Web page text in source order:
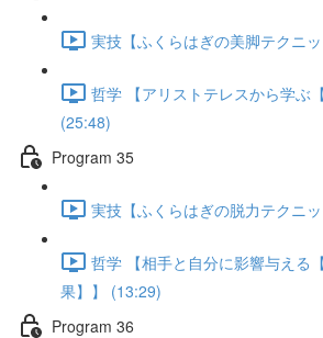
実技【ふくらはぎの美脚テクニ
哲学 【アリストテレスから学ぶ
(25:48)
Program 35
実技【ふくらはぎの脱力テクニ
哲学 【相手と自分に影響与える
果】】 (13:29)
Program 36